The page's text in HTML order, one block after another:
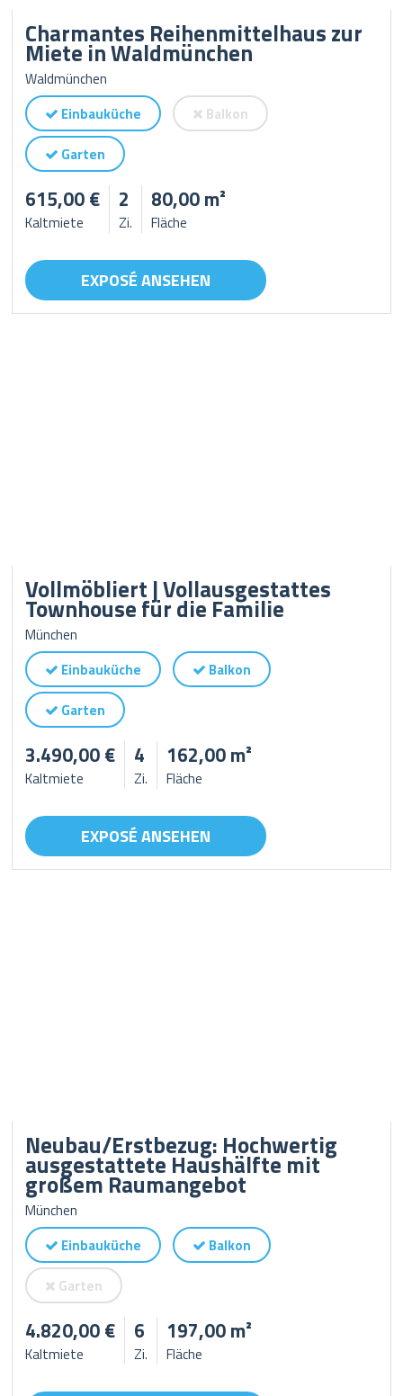
Charmantes Reihenmittelhaus zur
Miete in Waldmünchen
Waldmünchen
Einbauküche
Balkon
Garten
615,00 €
Kaltmiete
2
Zi.
80,00 m²
Fläche
EXPOSÉ ANSEHEN
Vollmöbliert | Vollausgestattes
Townhouse für die Familie
München
Einbauküche
Balkon
Garten
3.490,00 €
Kaltmiete
4
Zi.
162,00 m²
Fläche
EXPOSÉ ANSEHEN
Neubau/Erstbezug: Hochwertig
ausgestattete Haushälfte mit
großem Raumangebot
München
Einbauküche
Balkon
Garten
4.820,00 €
Kaltmiete
6
Zi.
197,00 m²
Fläche